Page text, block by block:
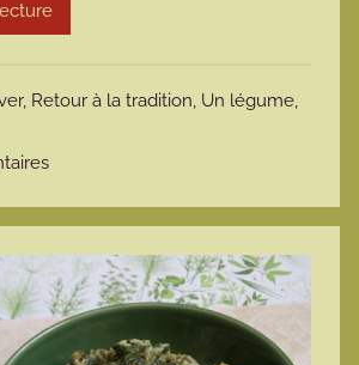
t
, Retour à la tradition, Un légume,